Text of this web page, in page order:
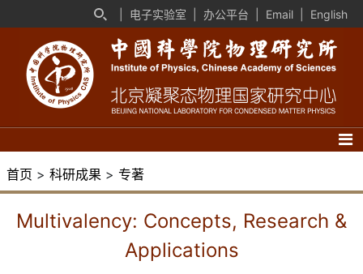
电子实验室 办公平台 Email English
首页 > 科研成果 > 专著
Multivalency: Concepts, Research &
Applications